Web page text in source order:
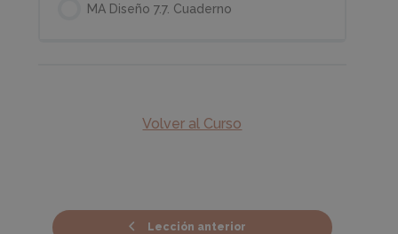
MA Diseño 7.7. Cuaderno
Lección anterior
Volver al Curso